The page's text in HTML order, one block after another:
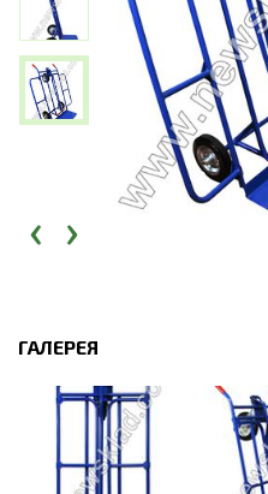
‹ ›
ГАЛЕРЕЯ